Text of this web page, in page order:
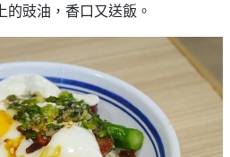
豉油，香口又送飯。